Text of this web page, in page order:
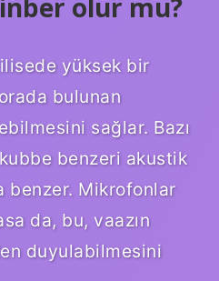
olur mu?
yüksek bir
bulunan
sağlar. Bazı
benzeri akustik
benzer. Mikrofonlar
da, bu, vaazın
duyulabilmesini